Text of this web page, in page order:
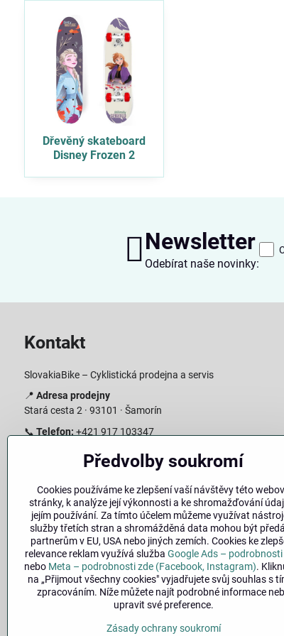
Dřevěný skateboard
Disney Frozen 2
Newsletter
Odebírat naše novinky:
Kontakt
SlovakiaBike – Cyklistická prodejna a servis
📍 Adresa prodejny
Stará cesta 2 · 93101 · Šamorín
📞 Telefon: +421 917 103347
info@slovakiabike.sk
Pondělí–Pátek: 09:00–15:00
Sobota: 09:00–11:00
Neděle: Zavřeno
👉Zobrazit prodejnu na mapě(odkaz na Google Maps)
Předvolby soukromí
Cookies používáme ke zlepšení vaší návštěvy této
stránky, k analýze její výkonnosti a ke shromažďování
jejím používání. Za tímto účelem můžeme využívat
služby třetích stran a shromážděná data mohou být
partnerům v EU, USA nebo jiných zemích. Cookies ke
relevance reklam využívá služba Google Ads – podrobnosti
nebo Meta – podrobnosti zde (Facebook, Instagram).
na „Přijmout všechny cookies" vyjadřujete svůj souhlas s
zpracováním. Níže můžete najít podrobné informace
upravit své preference.
Zásady ochrany soukromí